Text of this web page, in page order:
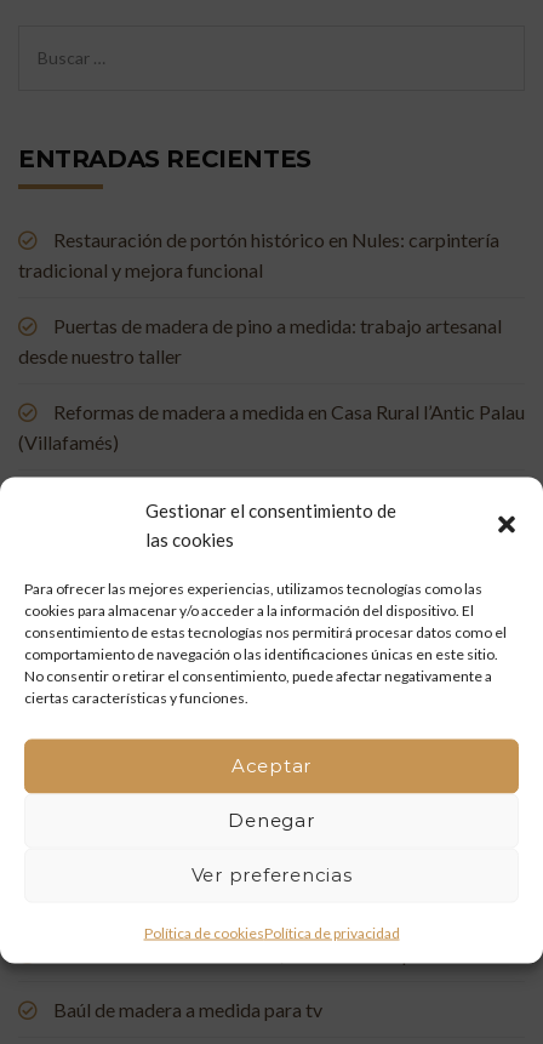
Gestionar el consentimiento de
las cookies
Para ofrecer las mejores experiencias, utilizamos tecnologías como las
cookies para almacenar y/o acceder a la información del dispositivo. El
consentimiento de estas tecnologías nos permitirá procesar datos como el
comportamiento de navegación o las identificaciones únicas en este sitio.
No consentir o retirar el consentimiento, puede afectar negativamente a
ciertas características y funciones.
Aceptar
Denegar
Ver preferencias
Política de cookiesPolítica de privacidad
ENTRADAS RECIENTES
Restauración de portón histórico en Nules: carpintería
tradicional y mejora funcional
Puertas de madera de pino a medida: trabajo artesanal
desde nuestro taller
Reformas de madera a medida en Casa Rural l’Antic Palau
(Villafamés)
Restauración de un portón de madera en Onda: tradición
y artesanía que vuelven a la vida
Mueble de baño a medida con acabado en nogal
Un rincón de estudio único: restauración y carpintería a
Restauración de una Capelleta de Visita Domiciliaria: Un
Rehabilitación de Buhardillas: Renovando Espacios con
Baúl de madera a medida para tv